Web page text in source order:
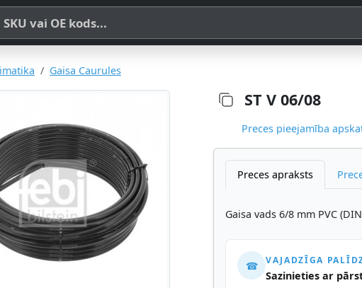
nosaukuma, SKU vai OE koda
Gaisa Caurules
ST V 06/08
Preces pieejamība
Preces apraksts
Gaisa vads 6/8 mm PVC
☎ VAJADZĪGA
Sazinieties ar